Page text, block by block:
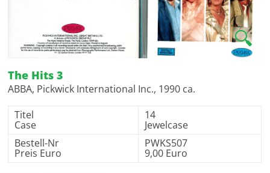
🔍
The Hits 3
ABBA, Pickwick International Inc., 1990 ca.
Titel
Case
14
Jewelcase
Bestell-Nr
Preis Euro
PWKS507
9,00 Euro